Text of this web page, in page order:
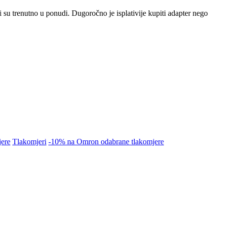
trenutno u ponudi. Dugoročno je isplativije kupiti adapter nego
Tlakomjeri -10% na Omron odabrane tlakomjere